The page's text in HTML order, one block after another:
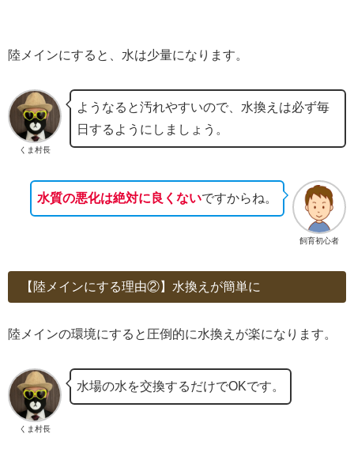
陸メインにすると、水は少量になります。
くま村長
ようなると汚れやすいので、水換えは必ず毎
日するようにしましょう。
飼育初心者
水質の悪化は絶対に良くないですからね。
【陸メインにする理由②】水換えが簡単に
陸メインの環境にすると圧倒的に水換えが楽になります。
くま村長
水場の水を交換するだけでOKです。